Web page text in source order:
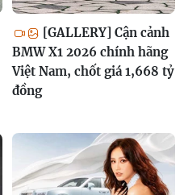
[GALLERY] Cận cảnh
BMW X1 2026 chính hãng
Việt Nam, chốt giá 1,668 tỷ
đồng